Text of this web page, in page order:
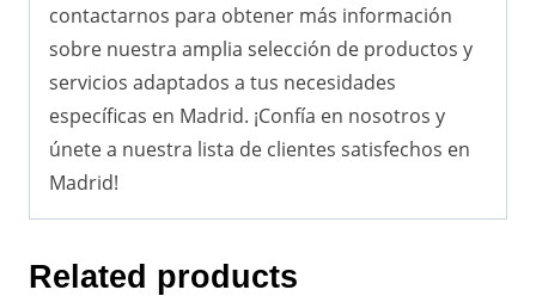
contactarnos para obtener más información
sobre nuestra amplia selección de productos y
servicios adaptados a tus necesidades
específicas en Madrid. ¡Confía en nosotros y
únete a nuestra lista de clientes satisfechos en
Madrid!
Related products